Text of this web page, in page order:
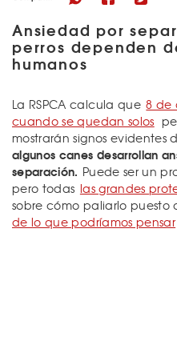
Ansiedad por
perros dependen
humanos
La RSPCA calcula que 8 de
cuando se quedan solos
mostrarán signos evidentes
algunos canes desarrollan
separación. Puede ser un
pero todas las grandes
sobre cómo paliarlo puesto
de lo que podríamos pensar